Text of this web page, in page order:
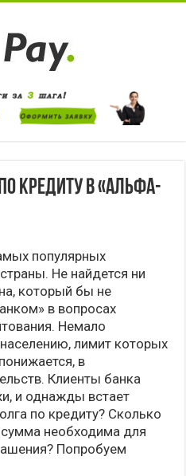
кредиту в «Альфа-
популярных
Не найдется ни
который бы не
в вопросах
Немало
лимит которых
в
Клиенты банка
и однажды встает
по кредиту? Сколько
сумма необходима для
Попробуем